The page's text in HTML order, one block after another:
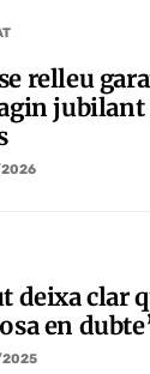
relleu
deixa clar
en